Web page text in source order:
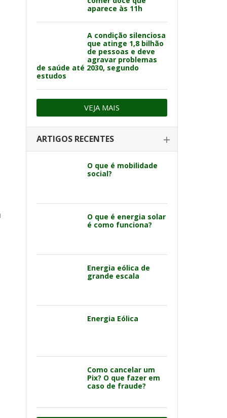
aparece às 11h
A condição silenciosa
que atinge 1,8 bilhão
de pessoas e deve
agravar problemas
de saúde até 2030, segundo
estudos
VEJA MAIS
ARTIGOS RECENTES
O que é mobilidade
social?
O que é energia solar
é como funciona?
Energia eólica de
grande escala
Energia Eólica
Como cancelar um
Pix? O que fazer em
caso de fraude?